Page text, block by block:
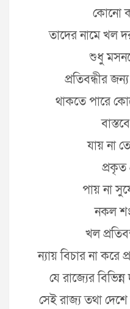
কোনো
তাদের নামে খল
শুধু
প্রতিবন্ধীর
থাকতে পারে
যায় না
প্রকৃত
পায় না
নকল
খল
ন্যায় বিচার না করে
যে রাজ্যের
সেই রাজ্য তথা